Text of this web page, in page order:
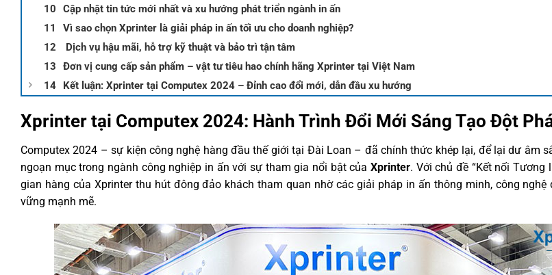
Cập nhật tin tức mới nhất và xu hướng phát triển ngành in ấn
Vì sao chọn Xprinter là giải pháp in ấn tối ưu cho doanh nghiệp?
️ Dịch vụ hậu mãi, hỗ trợ kỹ thuật và bảo trì tận tâm
Đơn vị cung cấp sản phẩm – vật tư tiêu hao chính hãng Xprinter tại Việt Nam
Kết luận: Xprinter tại Computex 2024 – Đỉnh cao đổi mới, dẫn đầu xu hướng
Xprinter tại Computex 2024: Hành Trình Đổi Mới Sáng Tạo Đột
Computex 2024 – sự kiện công nghệ hàng đầu thế giới tại Đài Loan – đã chính thức khép lại, để lại dư âm
ngoạn mục trong ngành công nghiệp in ấn với sự tham gia nổi bật của Xprinter. Với chủ đề “Kết nối Tương
gian hàng của Xprinter thu hút đông đảo khách tham quan nhờ các giải pháp in ấn thông minh, công nghệ
vững mạnh mẽ.